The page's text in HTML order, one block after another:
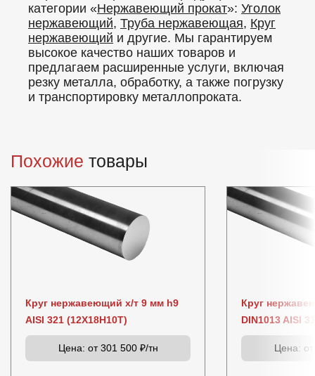
категории «Нержавеющий прокат»: Уголок
нержавеющий, Труба нержавеющая, Круг
нержавеющий и другие. Мы гарантируем
высокое качество наших товаров и
предлагаем расширенные услуги, включая
резку металла, обработку, а также погрузку
и транспортировку металлопроката.
Похожие товары
Круг нержавеющий х/т 9 мм h9
AISI 321 (12Х18Н10Т)
Цена: от 301 500 ₽/тн
Круг
DIN1013 AISI
Цена: